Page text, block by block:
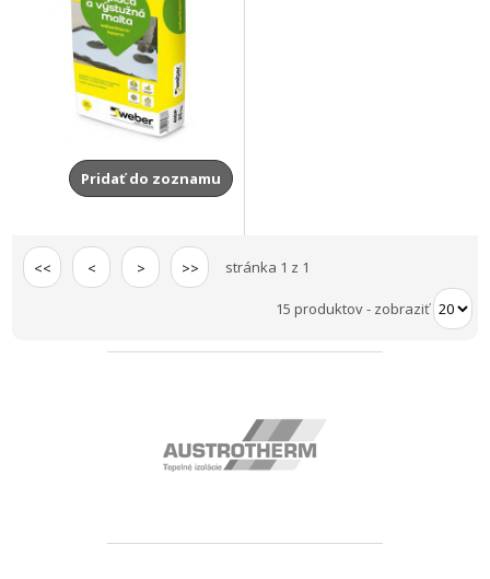
Pridať do zoznamu
<< < > >> stránka 1 z 1
15 produktov- zobraziť